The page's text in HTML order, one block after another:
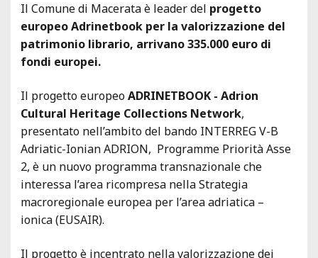
Il Comune di Macerata è leader del progetto
europeo Adrinetbook per la valorizzazione del
patrimonio librario, arrivano 335.000 euro di
fondi europei.
Il progetto europeoADRINETBOOK - Adrion
Cultural Heritage Collections Network,
presentato nell’ambito del bando INTERREG V-B
Adriatic-Ionian ADRION, Programme Priorità Asse
2, è un nuovo programma transnazionale che
interessa l’area ricompresa nella Strategia
macroregionale europea per l’area adriatica –
ionica (EUSAIR).
Il progetto è incentrato nella valorizzazione dei